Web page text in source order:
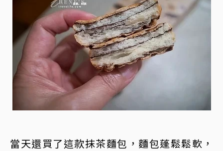
當天還買了這款抹茶麵包，麵包蓬鬆鬆軟，